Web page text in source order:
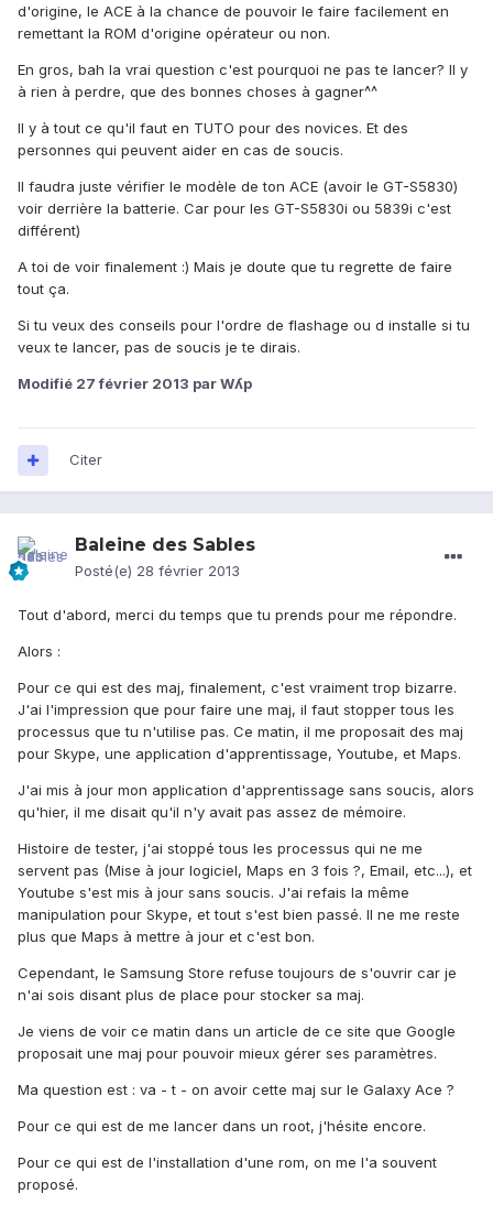
d'origine, le ACE à la chance de pouvoir le faire facilement en
remettant la ROM d'origine opérateur ou non.
En gros, bah la vrai question c'est pourquoi ne pas te lancer? Il y
à rien à perdre, que des bonnes choses à gagner^^
Il y à tout ce qu'il faut en TUTO pour des novices. Et des
personnes qui peuvent aider en cas de soucis.
Il faudra juste vérifier le modèle de ton ACE (avoir le GT-S5830)
voir derrière la batterie. Car pour les GT-S5830i ou 5839i c'est
différent)
A toi de voir finalement :) Mais je doute que tu regrette de faire
tout ça.
Si tu veux des conseils pour l'ordre de flashage ou d installe si tu
veux te lancer, pas de soucis je te dirais.
Modifié 27 février 2013 par Wʎp
Citer
Baleine des Sables
Posté(e) 28 février 2013
Tout d'abord, merci du temps que tu prends pour me répondre.
Alors :
Pour ce qui est des maj, finalement, c'est vraiment trop bizarre.
J'ai l'impression que pour faire une maj, il faut stopper tous les
processus que tu n'utilise pas. Ce matin, il me proposait des maj
pour Skype, une application d'apprentissage, Youtube, et Maps.
J'ai mis à jour mon application d'apprentissage sans soucis, alors
qu'hier, il me disait qu'il n'y avait pas assez de mémoire.
Histoire de tester, j'ai stoppé tous les processus qui ne me
servent pas (Mise à jour logiciel, Maps en 3 fois ?, Email, etc...), et
Youtube s'est mis à jour sans soucis. J'ai refais la même
manipulation pour Skype, et tout s'est bien passé. Il ne me reste
plus que Maps à mettre à jour et c'est bon.
Cependant, le Samsung Store refuse toujours de s'ouvrir car je
n'ai sois disant plus de place pour stocker sa maj.
Je viens de voir ce matin dans un article de ce site que Google
proposait une maj pour pouvoir mieux gérer ses paramètres.
Ma question est : va - t - on avoir cette maj sur le Galaxy Ace ?
Pour ce qui est de me lancer dans un root, j'hésite encore.
Pour ce qui est de l'installation d'une rom, on me l'a souvent
proposé.